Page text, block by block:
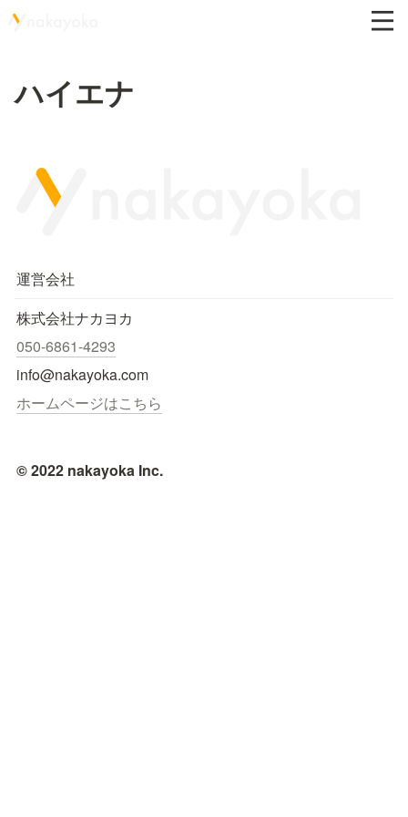
ハイエナ
運営会社
株式会社ナカヨカ
050-6861-4293
info@nakayoka.com
ホームページはこちら
© 2022 nakayoka Inc.